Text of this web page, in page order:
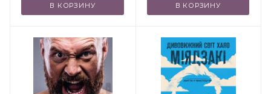
В КОРЗИНУ В КОРЗИНУ